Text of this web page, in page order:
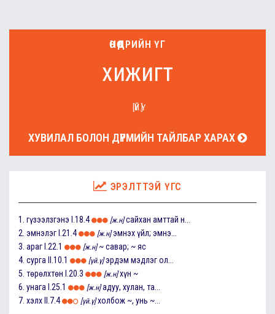
ӨНӨӨДРИЙН ҮГ
хижигт
[ҮЙ.Ү]
ХУВИЛАЛ БОЛОН ДҮРМИЙН ТАЙЛБАР ХАРАХ
ЭРЭЛТТЭЙ ҮГС
1. гүзээлзгэнэ I.18.4 [ж.н] сайхан амттай н...
2. эмнэлэг I.21.4 [ж.н] эмнэх үйл; эмнэ...
3. араг I.22.1 [ж.н] ~ савар; ~ яс
4. сурга II.10.1 [үй.ү] эрдэм мэдлэг ол...
5. төрөлхтөн I.20.3 [ж.н] хүн ~
6. унага I.25.1 [ж.н] адуу, хулан, та...
7. хэлх II.7.4 [үй.ү] холбож ~, унь ~...